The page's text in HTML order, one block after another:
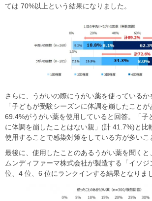
ては 70%以上という結果になりました。
さらに、うがいの際にうがい薬を使っているか
「子どもが受験シーズンに体調を崩したこと
69.4%がうがい薬を使用していると回答。「子
に体調を崩したことはない親」(計 41.7%)と比
使用することで感染対策をしている方が多いこ
最後に、使用したことのあるうがい薬を聞くと
ムンディファーマ株式会社が製造する「イソ
位、4 位、6 位にランクインする結果となりま